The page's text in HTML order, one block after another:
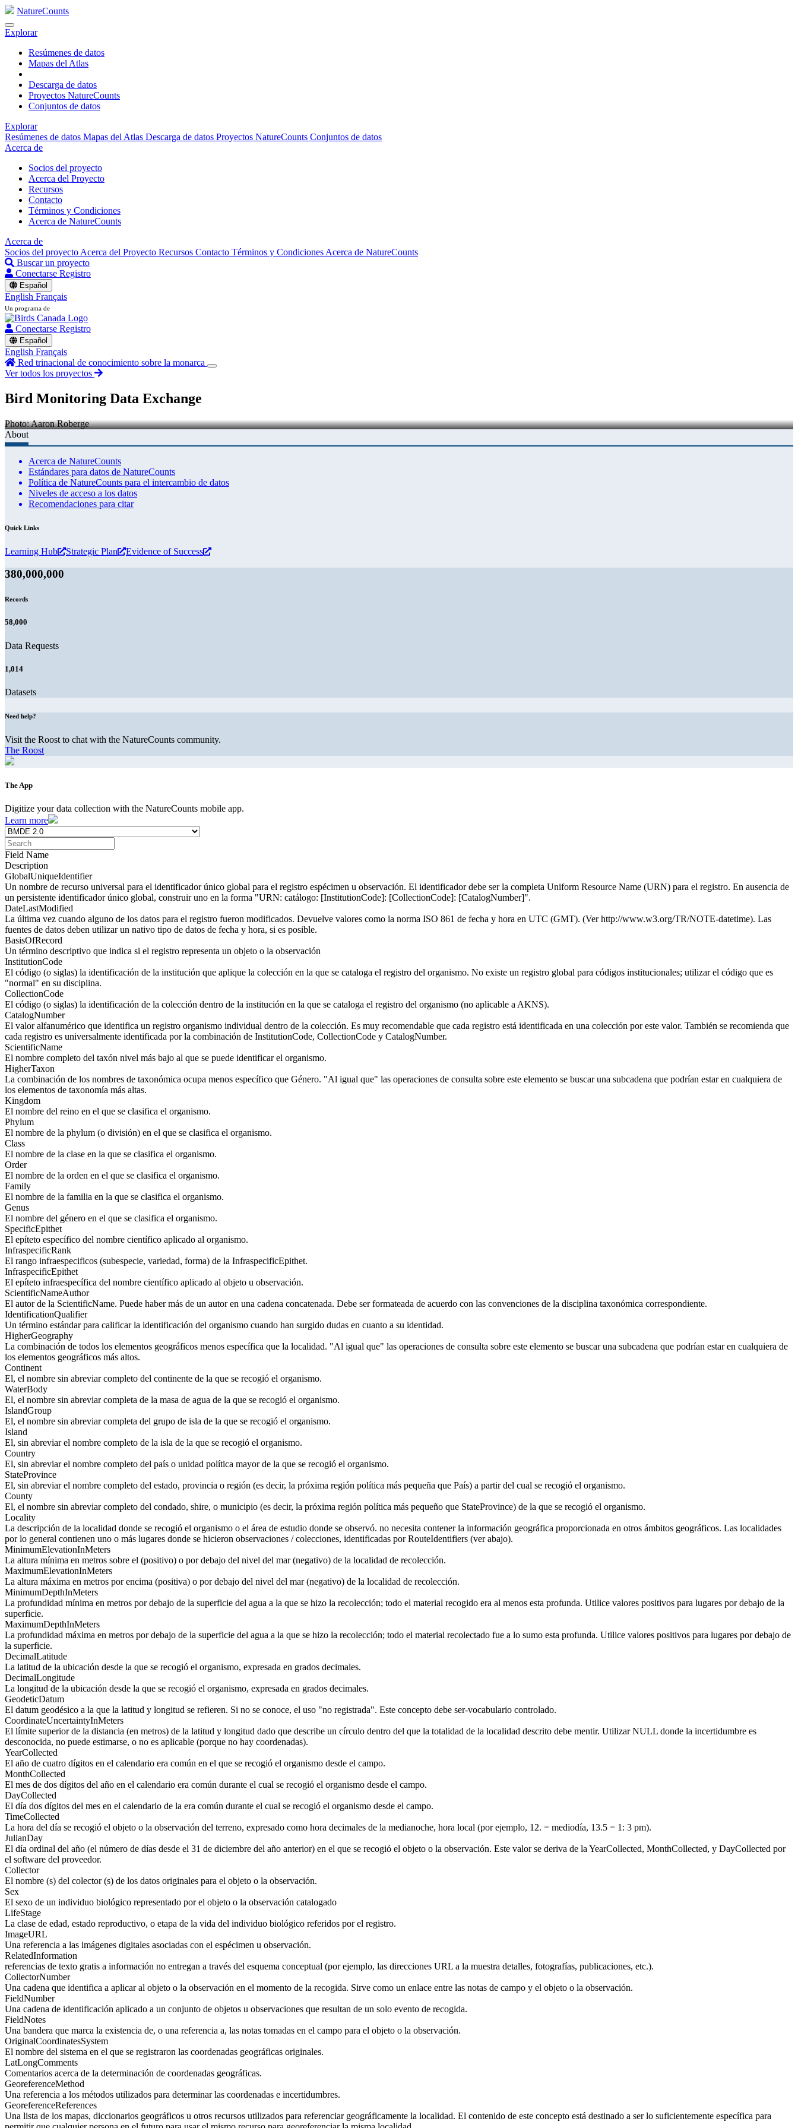
NatureCounts
Explorar
Resúmenes de datos
Mapas del Atlas
Descarga de datos
Proyectos NatureCounts
Conjuntos de datos
Explorar
Resúmenes de datos Mapas del Atlas Descarga de datos Proyectos NatureCounts Conjuntos de datos
Acerca de
Socios del proyecto
Acerca del Proyecto
Recursos
Contacto
Términos y Condiciones
Acerca de NatureCounts
Acerca de
Socios del proyecto Acerca del Proyecto Recursos Contacto Términos y Condiciones Acerca de NatureCounts
Buscar un proyecto
Conectarse Registro
Español
English Français
Un programa de
Conectarse Registro
Español
English Français
Red trinacional de conocimiento sobre la monarca
Ver todos los proyectos
Bird Monitoring Data Exchange
Photo: Aaron Roberge
About
Acerca de NatureCounts
Estándares para datos de NatureCounts
Política de NatureCounts para el intercambio de datos
Niveles de acceso a los datos
Recomendaciones para citar
Quick Links
Learning Hub Strategic Plan Evidence of Success
380,000,000
Records
58,000
Data Requests
1,014
Datasets
Need help?
Visit the Roost to chat with the NatureCounts community.
The Roost
The App
Digitize your data collection with the NatureCounts mobile app.
Learn more
Field Name
Description
GlobalUniqueIdentifier
Un nombre de recurso universal para el identificador único global para el registro espécimen u observación. El identificador debe ser la completa Uniform Resource Name (URN) para el registro. En ausencia de
un persistente identificador único global, construir uno en la forma "URN: catálogo: [InstitutionCode]: [CollectionCode]: [CatalogNumber]".
DateLastModified
La última vez cuando alguno de los datos para el registro fueron modificados. Devuelve valores como la norma ISO 861 de fecha y hora en UTC (GMT). (Ver http://www.w3.org/TR/NOTE-datetime). Las
fuentes de datos deben utilizar un nativo tipo de datos de fecha y hora, si es posible.
BasisOfRecord
Un término descriptivo que indica si el registro representa un objeto o la observación
InstitutionCode
El código (o siglas) la identificación de la institución que aplique la colección en la que se cataloga el registro del organismo. No existe un registro global para códigos institucionales; utilizar el código que es
"normal" en su disciplina.
CollectionCode
El código (o siglas) la identificación de la colección dentro de la institución en la que se cataloga el registro del organismo (no aplicable a AKNS).
CatalogNumber
El valor alfanumérico que identifica un registro organismo individual dentro de la colección. Es muy recomendable que cada registro está identificada en una colección por este valor. También se recomienda que
cada registro es universalmente identificada por la combinación de InstitutionCode, CollectionCode y CatalogNumber.
ScientificName
El nombre completo del taxón nivel más bajo al que se puede identificar el organismo.
HigherTaxon
La combinación de los nombres de taxonómica ocupa menos específico que Género. "Al igual que" las operaciones de consulta sobre este elemento se buscar una subcadena que podrían estar en cualquiera de
los elementos de taxonomía más altas.
Kingdom
El nombre del reino en el que se clasifica el organismo.
Phylum
El nombre de la phylum (o división) en el que se clasifica el organismo.
Class
El nombre de la clase en la que se clasifica el organismo.
Order
El nombre de la orden en el que se clasifica el organismo.
Family
El nombre de la familia en la que se clasifica el organismo.
Genus
El nombre del género en el que se clasifica el organismo.
SpecificEpithet
El epíteto específico del nombre científico aplicado al organismo.
InfraspecificRank
El rango infraespecificos (subespecie, variedad, forma) de la InfraspecificEpithet.
InfraspecificEpithet
El epíteto infraespecífica del nombre científico aplicado al objeto u observación.
ScientificNameAuthor
El autor de la ScientificName. Puede haber más de un autor en una cadena concatenada. Debe ser formateada de acuerdo con las convenciones de la disciplina taxonómica correspondiente.
IdentificationQualifier
Un término estándar para calificar la identificación del organismo cuando han surgido dudas en cuanto a su identidad.
HigherGeography
La combinación de todos los elementos geográficos menos específica que la localidad. "Al igual que" las operaciones de consulta sobre este elemento se buscar una subcadena que podrían estar en cualquiera de
los elementos geográficos más altos.
Continent
El, el nombre sin abreviar completo del continente de la que se recogió el organismo.
WaterBody
El, el nombre sin abreviar completa de la masa de agua de la que se recogió el organismo.
IslandGroup
El, el nombre sin abreviar completa del grupo de isla de la que se recogió el organismo.
Island
El, sin abreviar el nombre completo de la isla de la que se recogió el organismo.
Country
El, sin abreviar el nombre completo del país o unidad política mayor de la que se recogió el organismo.
StateProvince
El, sin abreviar el nombre completo del estado, provincia o región (es decir, la próxima región política más pequeña que País) a partir del cual se recogió el organismo.
County
El, el nombre sin abreviar completo del condado, shire, o municipio (es decir, la próxima región política más pequeño que StateProvince) de la que se recogió el organismo.
Locality
La descripción de la localidad donde se recogió el organismo o el área de estudio donde se observó. no necesita contener la información geográfica proporcionada en otros ámbitos geográficos. Las localidades
por lo general contienen uno o más lugares donde se hicieron observaciones / colecciones, identificadas por RouteIdentifiers (ver abajo).
MinimumElevationInMeters
La altura mínima en metros sobre el (positivo) o por debajo del nivel del mar (negativo) de la localidad de recolección.
MaximumElevationInMeters
La altura máxima en metros por encima (positiva) o por debajo del nivel del mar (negativo) de la localidad de recolección.
MinimumDepthInMeters
La profundidad mínima en metros por debajo de la superficie del agua a la que se hizo la recolección; todo el material recogido era al menos esta profunda. Utilice valores positivos para lugares por debajo de la
superficie.
MaximumDepthInMeters
La profundidad máxima en metros por debajo de la superficie del agua a la que se hizo la recolección; todo el material recolectado fue a lo sumo esta profunda. Utilice valores positivos para lugares por debajo de
la superficie.
DecimalLatitude
La latitud de la ubicación desde la que se recogió el organismo, expresada en grados decimales.
DecimalLongitude
La longitud de la ubicación desde la que se recogió el organismo, expresada en grados decimales.
GeodeticDatum
El datum geodésico a la que la latitud y longitud se refieren. Si no se conoce, el uso "no registrada". Este concepto debe ser-vocabulario controlado.
CoordinateUncertaintyInMeters
El límite superior de la distancia (en metros) de la latitud y longitud dado que describe un círculo dentro del que la totalidad de la localidad descrito debe mentir. Utilizar NULL donde la incertidumbre es
desconocida, no puede estimarse, o no es aplicable (porque no hay coordenadas).
YearCollected
El año de cuatro dígitos en el calendario era común en el que se recogió el organismo desde el campo.
MonthCollected
El mes de dos dígitos del año en el calendario era común durante el cual se recogió el organismo desde el campo.
DayCollected
El día dos dígitos del mes en el calendario de la era común durante el cual se recogió el organismo desde el campo.
TimeCollected
La hora del día se recogió el objeto o la observación del terreno, expresado como hora decimales de la medianoche, hora local (por ejemplo, 12. = mediodía, 13.5 = 1: 3 pm).
JulianDay
El día ordinal del año (el número de días desde el 31 de diciembre del año anterior) en el que se recogió el objeto o la observación. Este valor se deriva de la YearCollected, MonthCollected, y DayCollected por
el software del proveedor.
Collector
El nombre (s) del colector (s) de los datos originales para el objeto o la observación.
Sex
El sexo de un individuo biológico representado por el objeto o la observación catalogado
LifeStage
La clase de edad, estado reproductivo, o etapa de la vida del individuo biológico referidos por el registro.
ImageURL
Una referencia a las imágenes digitales asociadas con el espécimen u observación.
RelatedInformation
referencias de texto gratis a información no entregan a través del esquema conceptual (por ejemplo, las direcciones URL a la muestra detalles, fotografías, publicaciones, etc.).
CollectorNumber
Una cadena que identifica a aplicar al objeto o la observación en el momento de la recogida. Sirve como un enlace entre las notas de campo y el objeto o la observación.
FieldNumber
Una cadena de identificación aplicado a un conjunto de objetos u observaciones que resultan de un solo evento de recogida.
FieldNotes
Una bandera que marca la existencia de, o una referencia a, las notas tomadas en el campo para el objeto o la observación.
OriginalCoordinatesSystem
El nombre del sistema en el que se registraron las coordenadas geográficas originales.
LatLongComments
Comentarios acerca de la determinación de coordenadas geográficas.
GeoreferenceMethod
Una referencia a los métodos utilizados para determinar las coordenadas e incertidumbres.
GeoreferenceReferences
Una lista de los mapas, diccionarios geográficos u otros recursos utilizados para referenciar geográficamente la localidad. El contenido de este concepto está destinado a ser lo suficientemente específica para